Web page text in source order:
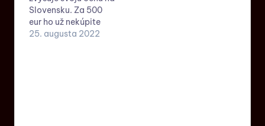
Slovensku. Za 500
eur ho už nekúpite
25. augusta 2022